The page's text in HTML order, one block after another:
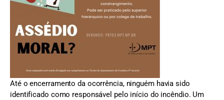
Até o encerramento da ocorrência, ninguém havia sido
identificado como responsável pelo início do incêndio. Um